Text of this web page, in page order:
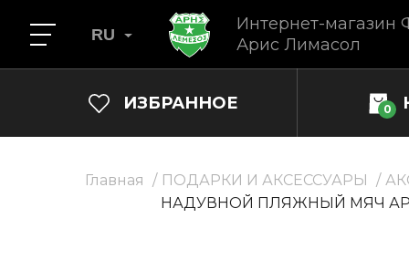
Интернет-магазин
Арис Лимасол
RU
ИЗБРАННОЕ 0
Главная ПОДАРКИ И АКСЕССУАРЫ
НАДУВНОЙ ПЛЯЖНЫЙ МЯЧ